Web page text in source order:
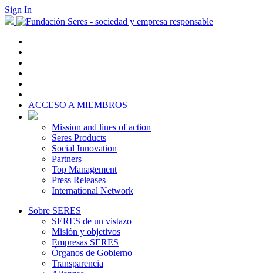
Sign In
ACCESO A MIEMBROS
Mission and lines of action
Seres Products
Social Innovation
Partners
Top Management
Press Releases
International Network
Sobre SERES
SERES de un vistazo
Misión y objetivos
Empresas SERES
Órganos de Gobierno
Transparencia